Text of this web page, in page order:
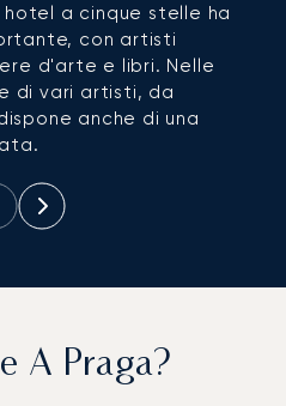
a cinque stelle ha
con artisti
d'arte e libri. Nelle
di vari artisti, da
anche di una
A Praga?